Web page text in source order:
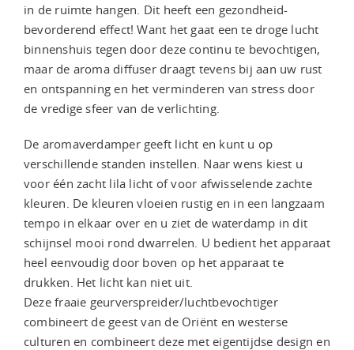
in de ruimte hangen. Dit heeft een gezondheid-
bevorderend effect! Want het gaat een te droge lucht
binnenshuis tegen door deze continu te bevochtigen,
maar de aroma diffuser draagt tevens bij aan uw rust
en ontspanning en het verminderen van stress door
de vredige sfeer van de verlichting.
De aromaverdamper geeft licht en kunt u op
verschillende standen instellen. Naar wens kiest u
voor één zacht lila licht of voor afwisselende zachte
kleuren. De kleuren vloeien rustig en in een langzaam
tempo in elkaar over en u ziet de waterdamp in dit
schijnsel mooi rond dwarrelen. U bedient het apparaat
heel eenvoudig door boven op het apparaat te
drukken. Het licht kan niet uit.
Deze fraaie geurverspreider/luchtbevochtiger
combineert de geest van de Oriënt en westerse
culturen en combineert deze met eigentijdse design en